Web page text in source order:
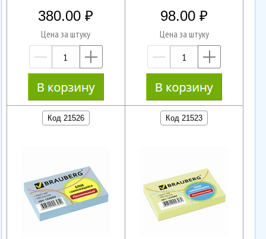
380.00
Цена за штуку
—
98.00
Цена за штуку
—
Код 21526 Код 21523